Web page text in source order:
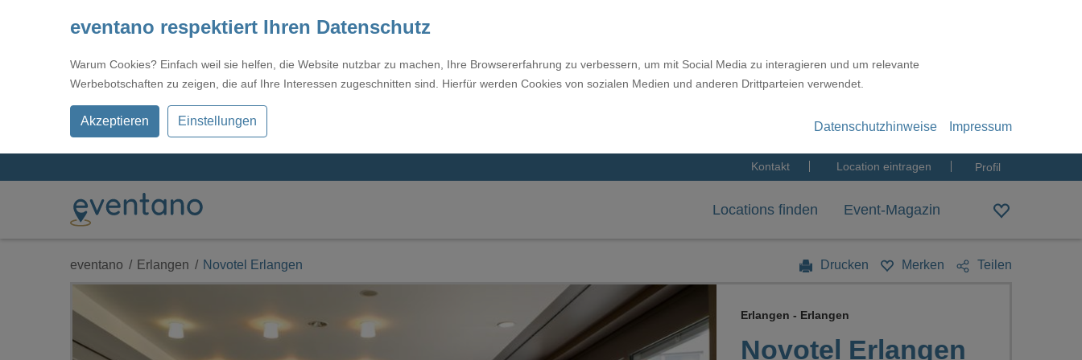
eventano respektiert Ihren Datenschutz
Warum Cookies? Einfach weil sie helfen, die Website nutzbar zu machen, Ihre Browsererfahrung zu verbessern, um mit Social Media zu interagieren und um relevante
Werbebotschaften zu zeigen, die auf Ihre Interessen zugeschnitten sind. Hierfür werden Cookies von sozialen Medien und anderen Drittparteien verwendet.
Akzeptieren Einstellungen Datenschutzhinweise Impressum
Kontakt Location eintragen Profil
Locations finden Event-Magazin
eventano Erlangen Novotel Erlangen Drucken Merken Teilen
Novotel Erlangen
Erlangen - Erlangen